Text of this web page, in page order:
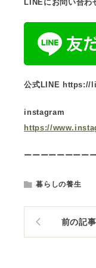
LINEにお問い合わ
公式LINE https://
instagram
https://
ーーーーーーーー
暮らしの養生
前の記事